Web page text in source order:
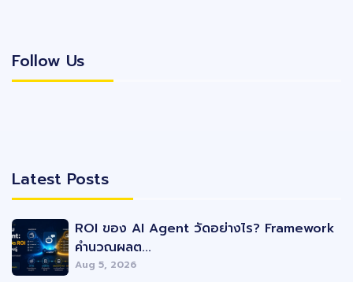
Follow Us
Latest Posts
ROI ของ AI Agent วัดอย่างไร? Framework
คำนวณผลต...
Aug 5, 2026